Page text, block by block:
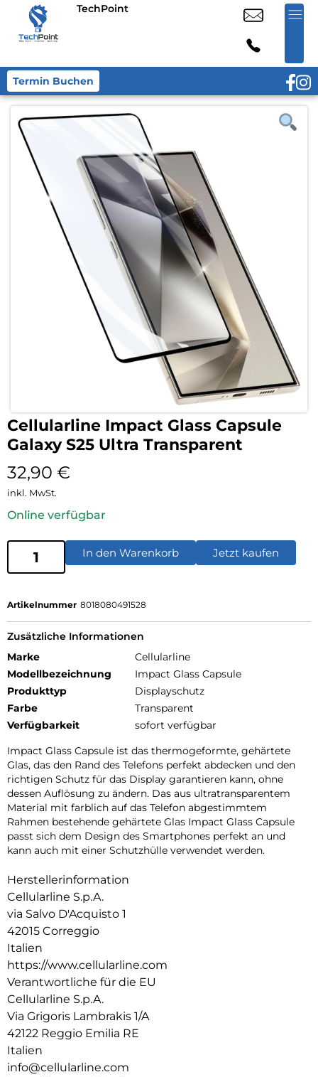
TechPoint
Termin Buchen
Cellularline Impact Glass Capsule
Galaxy S25 Ultra Transparent
32,90 €
inkl. MwSt.
Online verfügbar
In den Warenkorb Jetzt kaufen
Artikelnummer 8018080491528
Zusätzliche Informationen
Marke
Cellularline
Modellbezeichnung
Impact Glass Capsule
Produkttyp
Displayschutz
Farbe
Transparent
Verfügbarkeit
sofort verfügbar
Impact Glass Capsule ist das thermogeformte, gehärtete
Glas, das den Rand des Telefons perfekt abdecken und den
richtigen Schutz für das Display garantieren kann, ohne
dessen Auflösung zu ändern. Das aus ultratransparentem
Material mit farblich auf das Telefon abgestimmtem
Rahmen bestehende gehärtete Glas Impact Glass Capsule
passt sich dem Design des Smartphones perfekt an und
kann auch mit einer Schutzhülle verwendet werden.
Herstellerinformation
Cellularline S.p.A.
via Salvo D'Acquisto 1
42015 Correggio
Italien
https://www.cellularline.com
Verantwortliche für die EU
Cellularline S.p.A.
Via Grigoris Lambrakis 1/A
42122 Reggio Emilia RE
Italien
info@cellularline.com